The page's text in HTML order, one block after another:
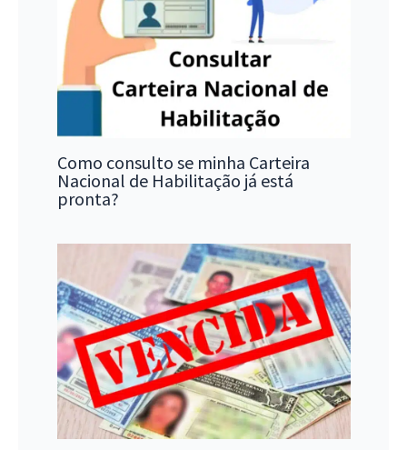
Como consulto se minha Carteira
Nacional de Habilitação já está
pronta?